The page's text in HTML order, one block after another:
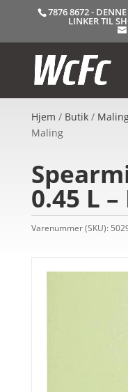
7876 8672 -
LINKER TIL
Hjem / Butik/
Maling
0.45 L
Varenummer (SKU):